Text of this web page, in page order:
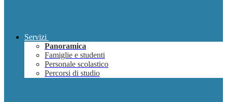
Servizi
Panoramica
Famiglie e studenti
Personale scolastico
Percorsi di studio